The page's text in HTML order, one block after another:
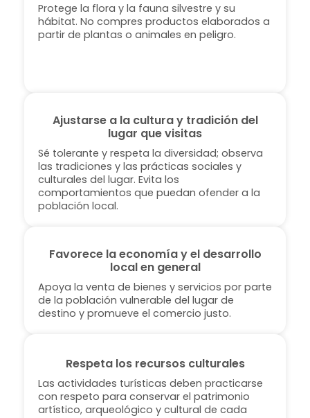
Protege la flora y la fauna silvestre y su
hábitat. No compres productos elaborados a
partir de plantas o animales en peligro.
Ajustarse a la cultura y tradición del
lugar que visitas
Sé tolerante y respeta la diversidad; observa
las tradiciones y las prácticas sociales y
culturales del lugar. Evita los
comportamientos que puedan ofender a la
población local.
Favorece la economía y el desarrollo
local en general
Apoya la venta de bienes y servicios por parte
de la población vulnerable del lugar de
destino y promueve el comercio justo.
Respeta los recursos culturales
Las actividades turísticas deben practicarse
con respeto para conservar el patrimonio
artístico, arqueológico y cultural de cada